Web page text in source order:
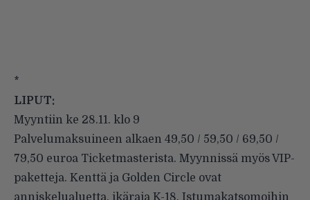
*
LIPUT:
Myyntiin ke 28.11. klo 9
Palvelumaksuineen alkaen 49,50 / 59,50 / 69,50 /
79,50 euroa Ticketmasterista. Myynnissä myös VIP-
paketteja. Kenttä ja Golden Circle ovat
anniskelualuetta, ikäraja K-18. Istumakatsomoihin